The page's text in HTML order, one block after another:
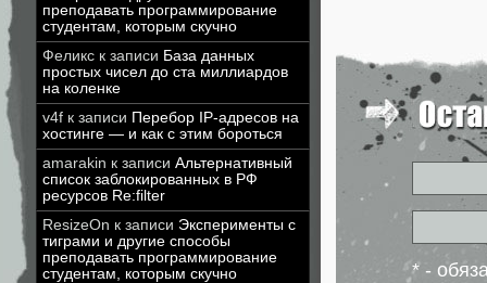
преподавать программирование
студентам, которым скучно
Феликс к записи База данных
простых чисел до ста миллиардов
на коленке
v4f к записи Перебор IP-адресов на
хостинге — и как с этим бороться
amarakin к записи Альтернативный
список заблокированных в РФ
ресурсов Re:filter
ResizeOn к записи Эксперименты с
тиграми и другие способы
преподавать программирование
студентам, которым скучно
* -